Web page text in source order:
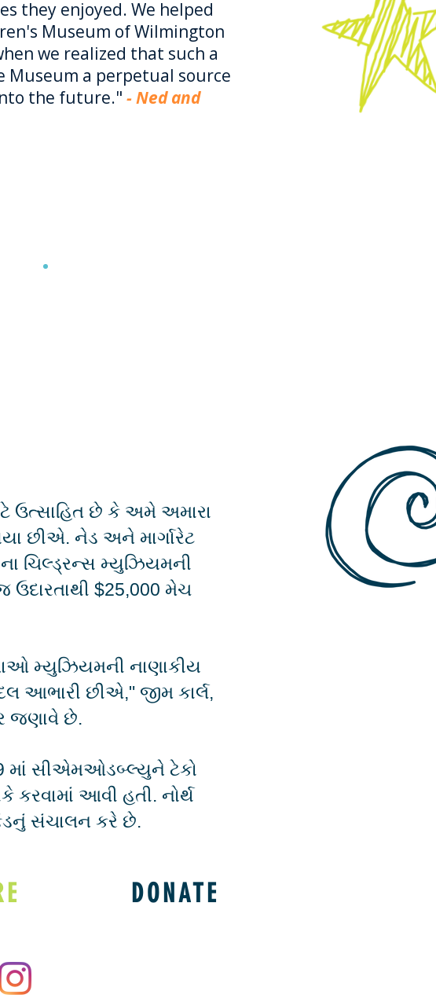
they enjoyed. We helped
Museum of Wilmington
we realized that such a
Museum a perpetual source
the future." - Ned and
ઉત્સાહિત છે કે અમે અમારા
છીએ. નેડ અને માર્ગારેટ
ચિલ્ડ્રન્સ મ્યુઝિયમની
$25,000 મેચ
મ્યુઝિયમની નાણાકીય
આભારી છીએ," જીમ કાર્લ,
જણાવે છે.
માં સીએમઓડબ્લ્યુને ટેકો
કરવામાં આવી હતી. નોર્થ
ફંડનું સંચાલન કરે છે.
DONATE